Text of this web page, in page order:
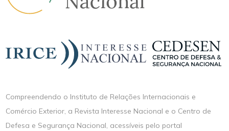
Compreendendo o Instituto de Relações Internacionais e
Comércio Exterior, a Revista Interesse Nacional e o Centro de
Defesa e Segurança Nacional, acessíveis pelo portal